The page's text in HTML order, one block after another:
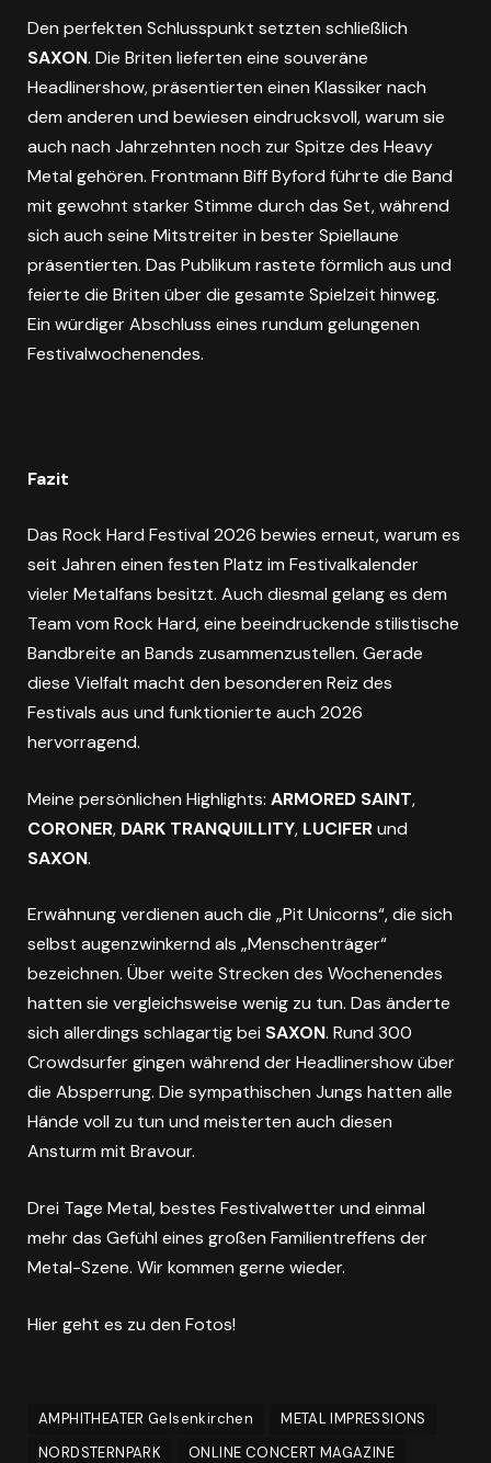
Den perfekten Schlusspunkt setzten schließlich
SAXON. Die Briten lieferten eine souveräne
Headlinershow, präsentierten einen Klassiker nach
dem anderen und bewiesen eindrucksvoll, warum sie
auch nach Jahrzehnten noch zur Spitze des Heavy
Metal gehören. Frontmann Biff Byford führte die Band
mit gewohnt starker Stimme durch das Set, während
sich auch seine Mitstreiter in bester Spiellaune
präsentierten. Das Publikum rastete förmlich aus und
feierte die Briten über die gesamte Spielzeit hinweg.
Ein würdiger Abschluss eines rundum gelungenen
Festivalwochenendes.
Fazit
Das Rock Hard Festival 2026 bewies erneut, warum es
seit Jahren einen festen Platz im Festivalkalender
vieler Metalfans besitzt. Auch diesmal gelang es dem
Team vom Rock Hard, eine beeindruckende stilistische
Bandbreite an Bands zusammenzustellen. Gerade
diese Vielfalt macht den besonderen Reiz des
Festivals aus und funktionierte auch 2026
hervorragend.
Meine persönlichen Highlights: ARMORED SAINT,
CORONER, DARK TRANQUILLITY, LUCIFERund
SAXON.
Erwähnung verdienen auch die „Pit Unicorns“, die sich
selbst augenzwinkernd als „Menschenträger“
bezeichnen. Über weite Strecken des Wochenendes
hatten sie vergleichsweise wenig zu tun. Das änderte
sich allerdings schlagartig bei SAXON. Rund 300
Crowdsurfer gingen während der Headlinershow über
die Absperrung. Die sympathischen Jungs hatten alle
Hände voll zu tun und meisterten auch diesen
Ansturm mit Bravour.
Drei Tage Metal, bestes Festivalwetter und einmal
mehr das Gefühl eines großen Familientreffens der
Metal-Szene. Wir kommen gerne wieder.
Hier geht es zu den Fotos!
AMPHITHEATER Gelsenkirchen
METAL IMPRESSIONS
NORDSTERNPARK
ONLINE CONCERT MAGAZINE